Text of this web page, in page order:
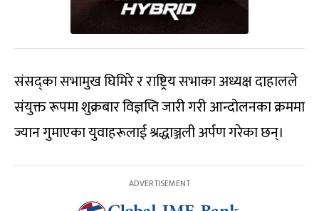
संसद्‍का सभामुख घिमिरे र राष्ट्रिय सभाका अध्यक्ष दाहालले
संयुक्त रूपमा शुक्रबार विज्ञप्ति जारी गरी आन्दोलनका क्रममा
ज्यान गुमाएका युवाहरूलाई श्रद्धाञ्जली अर्पण गरेका छन्।